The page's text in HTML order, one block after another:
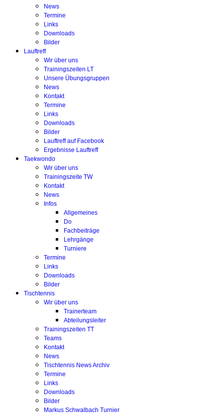
News
Termine
Links
Downloads
Bilder
Lauftreff
Wir über uns
Trainingszeiten LT
Unsere Übungsgruppen
News
Kontakt
Termine
Links
Downloads
Bilder
Lauftreff auf Facebook
Ergebnisse Lauftreff
Taekwondo
Wir über uns
Trainingszeite TW
Kontakt
News
Infos
Allgemeines
Do
Fachbeiträge
Lehrgänge
Turniere
Termine
Links
Downloads
Bilder
Tischtennis
Wir über uns
Trainerteam
Abteilungsleiter
Trainingszeiten TT
Teams
Kontakt
News
Tischtennis News Archiv
Termine
Links
Downloads
Bilder
Markus Schwalbach Turnier